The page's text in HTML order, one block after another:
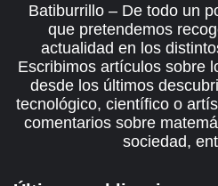
Batiburrillo – De todo un
que pretendemos
actualidad en los
Escribimos artículos sobre
desde los últimos
tecnológico, científico o
comentarios sobre
sociedad,